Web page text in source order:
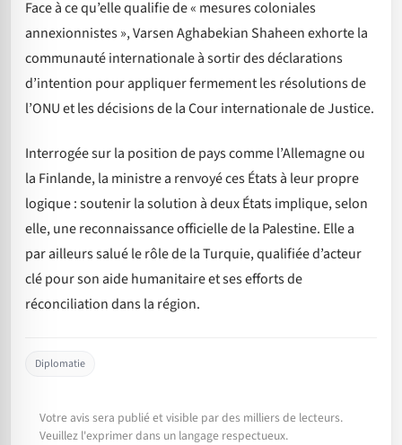
Face à ce qu’elle qualifie de « mesures coloniales
annexionnistes », Varsen Aghabekian Shaheen exhorte la
communauté internationale à sortir des déclarations
d’intention pour appliquer fermement les résolutions de
l’ONU et les décisions de la Cour internationale de Justice.
Interrogée sur la position de pays comme l’Allemagne ou
la Finlande, la ministre a renvoyé ces États à leur propre
logique : soutenir la solution à deux États implique, selon
elle, une reconnaissance officielle de la Palestine. Elle a
par ailleurs salué le rôle de la Turquie, qualifiée d’acteur
clé pour son aide humanitaire et ses efforts de
réconciliation dans la région.
Diplomatie
Votre avis sera publié et visible par des milliers de lecteurs.
Veuillez l'exprimer dans un langage respectueux.